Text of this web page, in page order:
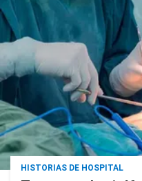
HISTORIAS DE HOSPITAL